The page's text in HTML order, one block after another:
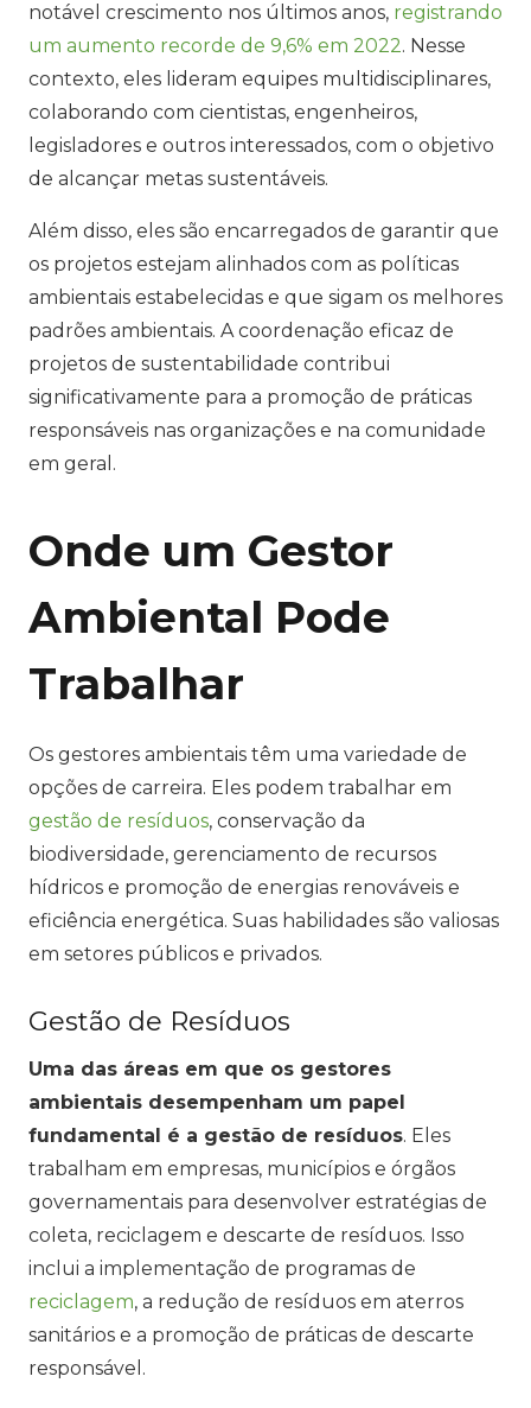
notável crescimento nos últimos anos, registrando
um aumento recorde de 9,6% em 2022. Nesse
contexto, eles lideram equipes multidisciplinares,
colaborando com cientistas, engenheiros,
legisladores e outros interessados, com o objetivo
de alcançar metas sustentáveis.
Além disso, eles são encarregados de garantir que
os projetos estejam alinhados com as políticas
ambientais estabelecidas e que sigam os melhores
padrões ambientais. A coordenação eficaz de
projetos de sustentabilidade contribui
significativamente para a promoção de práticas
responsáveis nas organizações e na comunidade
em geral.
Onde um Gestor
Ambiental Pode
Trabalhar
Os gestores ambientais têm uma variedade de
opções de carreira. Eles podem trabalhar em
gestão de resíduos, conservação da
biodiversidade, gerenciamento de recursos
hídricos e promoção de energias renováveis e
eficiência energética. Suas habilidades são valiosas
em setores públicos e privados.
Gestão de Resíduos
Uma das áreas em que os gestores
ambientais desempenham um papel
fundamental é a gestão de resíduos. Eles
trabalham em empresas, municípios e órgãos
governamentais para desenvolver estratégias de
coleta, reciclagem e descarte de resíduos. Isso
inclui a implementação de programas de
reciclagem, a redução de resíduos em aterros
sanitários e a promoção de práticas de descarte
responsável.